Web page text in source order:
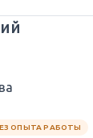
ОПЫТА РАБОТЫ